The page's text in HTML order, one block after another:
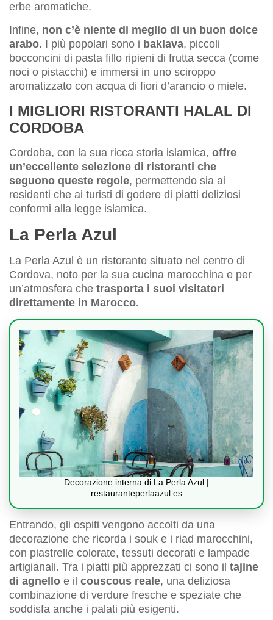
erbe aromatiche.
Infine, non c’è niente di meglio di un buon dolce
arabo. I più popolari sono i baklava, piccoli
bocconcini di pasta fillo ripieni di frutta secca (come
noci o pistacchi) e immersi in uno sciroppo
aromatizzato con acqua di fiori d’arancio o miele.
I MIGLIORI RISTORANTI HALAL DI
CORDOBA
Cordoba, con la sua ricca storia islamica, offre
un’eccellente selezione di ristoranti che
seguono queste regole, permettendo sia ai
residenti che ai turisti di godere di piatti deliziosi
conformi alla legge islamica.
La Perla Azul
La Perla Azul è un ristorante situato nel centro di
Cordova, noto per la sua cucina marocchina e per
un’atmosfera che trasporta i suoi visitatori
direttamente in Marocco.
Decorazione interna di La Perla Azul |
restauranteperlaazul.es
Entrando, gli ospiti vengono accolti da una
decorazione che ricorda i souk e i riad marocchini,
con piastrelle colorate, tessuti decorati e lampade
artigianali. Tra i piatti più apprezzati ci sono il tajine
di agnello e il couscous reale, una deliziosa
combinazione di verdure fresche e speziate che
soddisfa anche i palati più esigenti.